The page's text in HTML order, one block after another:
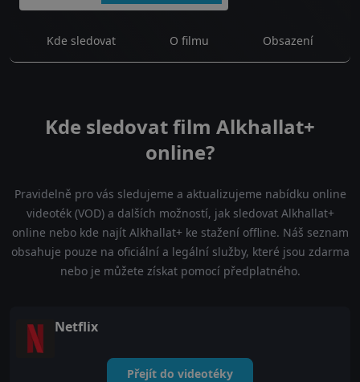
Kde sledovat O filmu Obsazení
Kde sledovat film Alkhallat+
online?
Pravidelně pro vás sledujeme a aktualizujeme nabídku online
videoték (VOD) a dalších možností, jak sledovat Alkhallat+
online nebo kde najít Alkhallat+ ke stažení offline. Náš seznam
obsahuje pouze na oficiální a legální služby, které jsou zdarma
nebo je můžete získat pomocí předplatného.
Netflix
Přejít do videotéky